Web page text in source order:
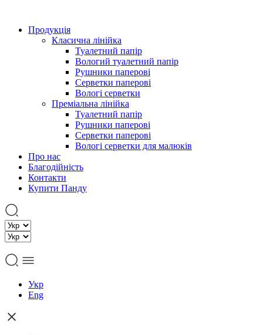
Продукція
Класична лінійка
Туалетний папір
Вологий туалетний папір
Рушники паперові
Серветки паперові
Вологі серветки
Преміальна лінійка
Туалетний папір
Рушники паперові
Cерветки паперові
Вологі серветки для малюків
Про нас
Благодійність
Контакти
Купити Панду
Укр
Eng